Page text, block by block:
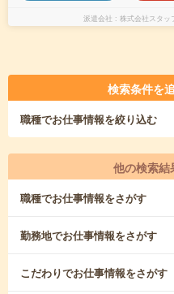
派遣会社 株式会社スタ
検索条件を
職種でお仕事情報を絞り込む
他の検索結
職種でお仕事情報をさがす
勤務地でお仕事情報をさがす
こだわりでお仕事情報をさがす